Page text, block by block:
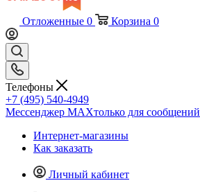
Отложенные 0 Корзина 0
Телефоны
+7 (495) 540-4949
Мессенджер МАХтолько для сообщений
Интернет-магазины
Как заказать
Личный кабинет